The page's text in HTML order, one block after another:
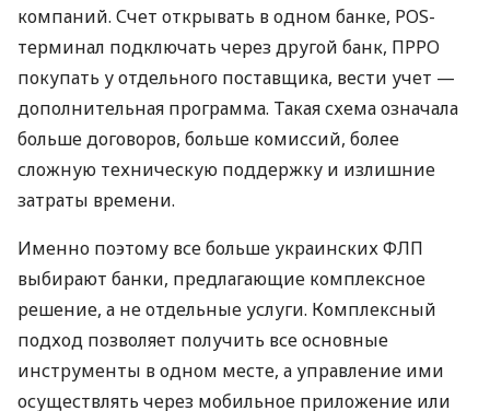
компаний. Счет открывать в одном банке, POS-
терминал подключать через другой банк, ПРРО
покупать у отдельного поставщика, вести учет —
дополнительная программа. Такая схема означала
больше договоров, больше комиссий, более
сложную техническую поддержку и излишние
затраты времени.
Именно поэтому все больше украинских ФЛП
выбирают банки, предлагающие комплексное
решение, а не отдельные услуги. Комплексный
подход позволяет получить все основные
инструменты в одном месте, а управление ими
осуществлять через мобильное приложение или